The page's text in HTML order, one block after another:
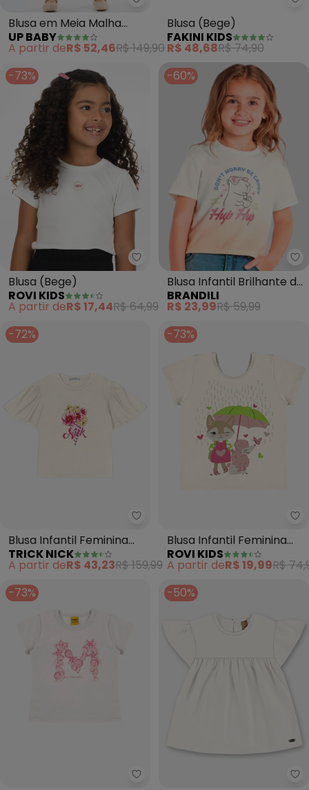
Up Baby - Blusa em Meia
Blusa em Meia Malha
Linho Flamê (Bege)
UP BABY
A partir deR$ 52,46R$ 149,90
Blusa (Bege)
FAKINI KIDS
R$ 48,68R$ 74,90
-73%
Rovi Kids - Blusa (Bege)
Blusa (Bege)
ROVI KIDS
A partir deR$ 17,44R$ 64,99
-60%
Blusa Infantil Brilhante de
Capivara (Bege)
BRANDILI
R$ 23,99R$ 59,99
-72%
Trick Nick - Blusa Infantil
Blusa Infantil Feminina
(Bege)
TRICK NICK
A partir deR$ 43,23R$ 159,99
-73%
Blusa Infantil Feminina
(Bege)
ROVI KIDS
A partir deR$ 19,99R$
-73%
Rovi Kids - Blusa Feminina
-50%